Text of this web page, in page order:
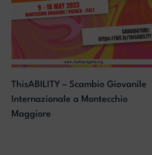
ThisABILITY – Scambio Giovanile
Internazionale a Montecchio
Maggiore